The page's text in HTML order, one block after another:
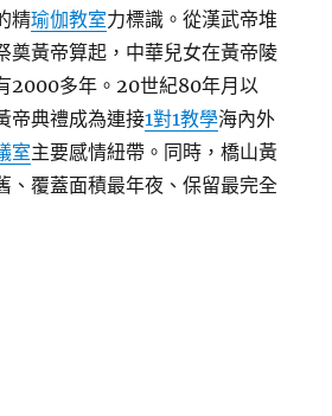
精瑜伽教室力標識。從漢武帝堆
奠黃帝算起，中華兒女在黃帝陵
2000多年。20世紀80年月以
帝典禮成為連接1對1教學海內外
室主要感情紐帶。同時，橋山黃
、覆蓋面積最年夜、保留最完全